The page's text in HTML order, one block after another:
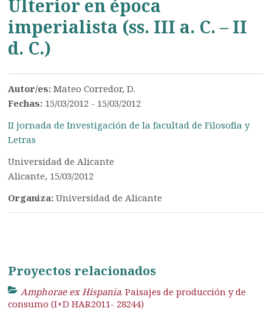
Ulterior en época
imperialista (ss. III a. C. – II
d. C.)
Autor/es:Mateo Corredor, D.
Fechas: 15/03/2012 - 15/03/2012
II jornada de Investigación de la facultad de Filosofía y
Letras
Universidad de Alicante
Alicante, 15/03/2012
Organiza:Universidad de Alicante
Proyectos relacionados
Amphorae ex Hispania. Paisajes de producción y de
consumo (I+D HAR2011- 28244)